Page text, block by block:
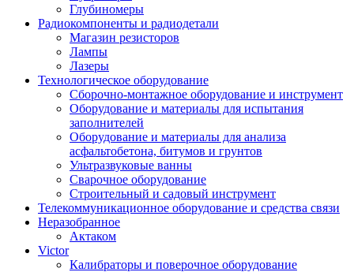
Глубиномеры
Радиокомпоненты и радиодетали
Магазин резисторов
Лампы
Лазеры
Технологическое оборудование
Сборочно-монтажное оборудование и инструмент
Оборудование и материалы для испытания
заполнителей
Оборудование и материалы для анализа
асфальтобетона, битумов и грунтов
Ультразвуковые ванны
Сварочное оборудование
Строительный и садовый инструмент
Телекоммуникационное оборудование и средства связи
Неразобранное
Актаком
Victor
Калибраторы и поверочное оборудование